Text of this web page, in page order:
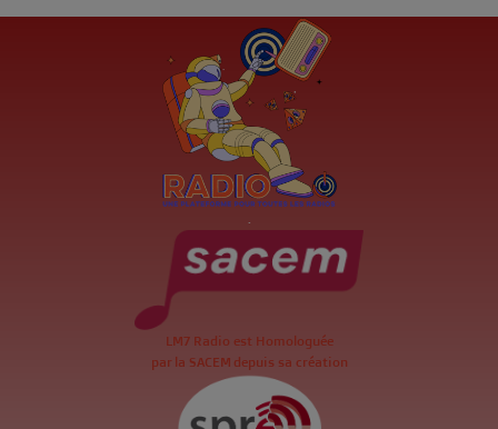
.
LM7 Radio est Homologuée
par la SACEM depuis sa création